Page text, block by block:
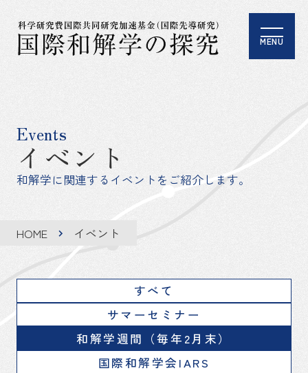
MENU
イベント
Events
和解学に関連するイベントをご紹介します。
HOME イベント
すべて
サマーセミナー
和解学週間（毎年2月末）
国際和解学会IARS